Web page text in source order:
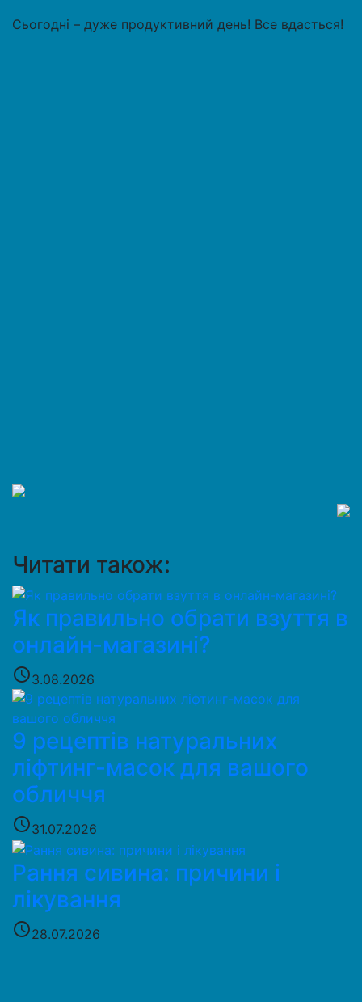
Сьогодні – дуже продуктивний день! Все вдасться!
Читати також:
Як правильно обрати взуття в
онлайн-магазині?
access_time3.08.2026
9 рецептів натуральних
ліфтинг-масок для вашого
обличчя
access_time31.07.2026
Рання сивина: причини і
лікування
access_time28.07.2026